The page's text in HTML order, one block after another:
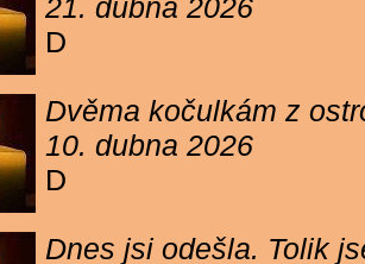
21. dubna 2026
D
Dvěma kočulkám z
10. dubna 2026
D
Dnes jsi odešla. Tolik